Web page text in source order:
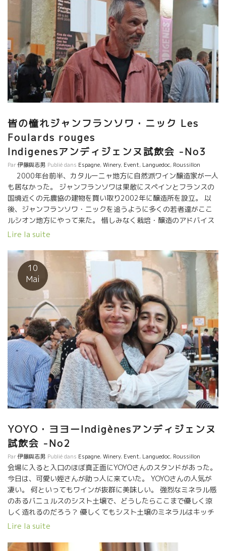
皆の憧れジャンフランソワ・ニック Les
Foulards rouges
Indigenesアンディジェンヌ試飲会 -No3
Par伊藤與志男 Publié dans Espagne,Winery, Event, Languedoc, Roussillon
2000年台前半、カタルーニャ地方に自然派ワイン醸造家が一人
も居なかった。 ジャンフランソワは果敢にスペインとフランスの
国境近くの元農協の建物を買い取り2002年に醸造所を設立。 以
後、ジャンフランソワ・ニックを追うように多くの若者達がここ
ルシオン地方にやって来た。 惜しみなく栽培・醸造のアドバイス
をして彼らを育てた。 比較的、無口で謙虚な人間性のジャンフラ
時に必要な事をドンピシャリとアドバイスする。 例えそれが困難
なことでも、必要な事は真っ直ぐに伝える。 自分自身が色々な困
難を乗り越えてやってきたから躊躇はしない。 だからこそ、皆か
ら尊敬される。 次世代のカタルーニャ地方の自然派のリーダーに
なるであろうこの二人も自分のワインを ジャンフランソワ・ニッ
クに飲んでもらって意見を聞きたくてジャンフランソワのテーブ
ルにやって来る。 オリオル・アルティギャスOriol・Artigas、コ
スミックCosmicのサルバドール。 今は息子も娘も醸造元に加
わって充実した仕事が可能となっている。 ワインの品質は、細か
い作業の積み重ね。毎年100%やりたいことができる年は少ない。
人が加われば色んなことが可能になる。 このレベルになるとプラ
ス・アルファは大きな改良要素になる。 フランスでは単なる従業
員でなく家族であることはトビッキリ重要な事。 ますますワイン
が美味しくなっている。 熟練した者しか出せない味覚、透明感、
色は淡いけどミネラルがスーット伸びてくる、絶妙の果実味。イ
Lire la suite
10
Mai
YOYO・ヨヨーIndigènesアンディジェンヌ
試飲会 -No2
Par伊藤與志男 Publié dans Espagne,Winery, Event, Languedoc, Roussillon
会場に入ると入口のほぼ真正面にYOYOさんのスタンドがあった。
今日は、可愛い姪さんが助っ人に来ていた。 YOYOさんの人気が
凄い。 何といってもワインが抜群に美味しい。 強烈なミネラル感
のあるバニュルスのシスト土壌で、どうしたらここまで優しく涼
しく造れるのだろう？ 優しくてもシスト土壌のミネラルはキッチ
リのっている。 他のバニュルスのワインとは全く違うスタイルを
な話しが聞けた。 数週間前まで日本にジャンフランソワ・ニック
Lire la suite